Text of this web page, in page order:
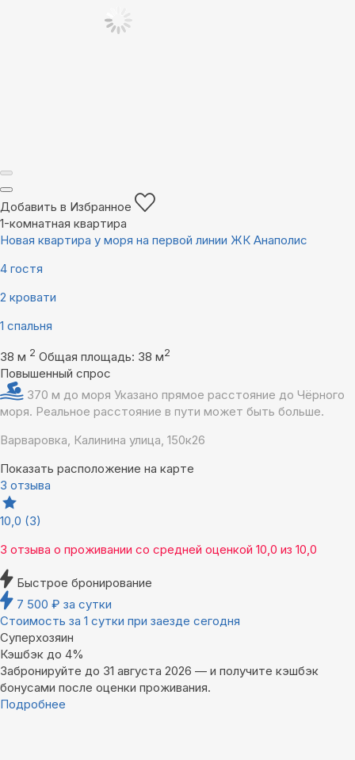
Добавить в Избранное
1-комнатная квартира
Новая квартира у моря на первой линии ЖК Анаполис
4 гостя
2 кровати
1 спальня
38 м 2 Общая площадь: 38 м2
Повышенный спрос
370 м до моря Указано прямое расстояние до Чёрного
моря. Реальное расстояние в пути может быть больше.
Варваровка, Калинина улица, 150к26
Показать расположение на карте
3 отзыва
10,0 (3)
3 отзыва о проживании со средней оценкой 10,0 из 10,0
Быстрое бронирование
7 500 ₽ за сутки
Стоимость за 1 сутки при заезде сегодня
Суперхозяин
Кэшбэк до 4%
Забронируйте до 31 августа 2026 — и получите кэшбэк
бонусами после оценки проживания.
Подробнее